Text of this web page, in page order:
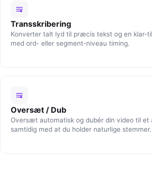
Transskribering
Konverter talt lyd til præcis tekst og en klar-
med ord- eller segment-niveau timing.
Oversæt / Dub
Oversæt automatisk og dubér din video til et
samtidig med at du holder naturlige stemmer.